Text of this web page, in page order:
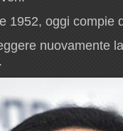
1952, oggi compie
nuovamente
.